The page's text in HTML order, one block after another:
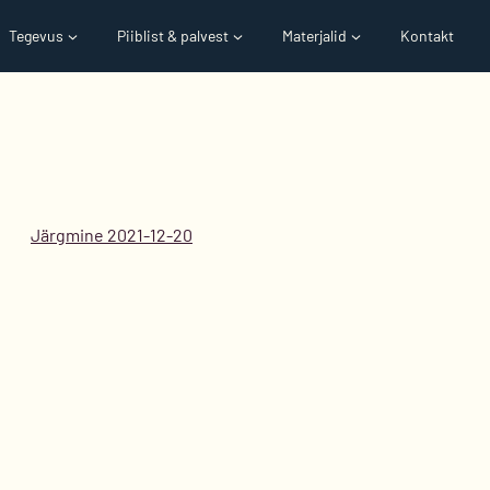
Tegevus Piiblist & palvest Materjalid Kontakt
Järgmine 2021-12-20